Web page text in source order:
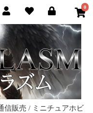
0
信販売 / ミニチュアホビ